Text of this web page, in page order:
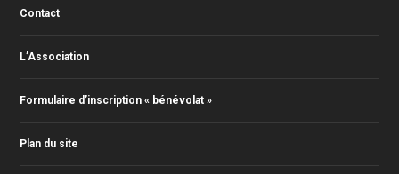
Contact
L’Association
Formulaire d’inscription « bénévolat »
Plan du site